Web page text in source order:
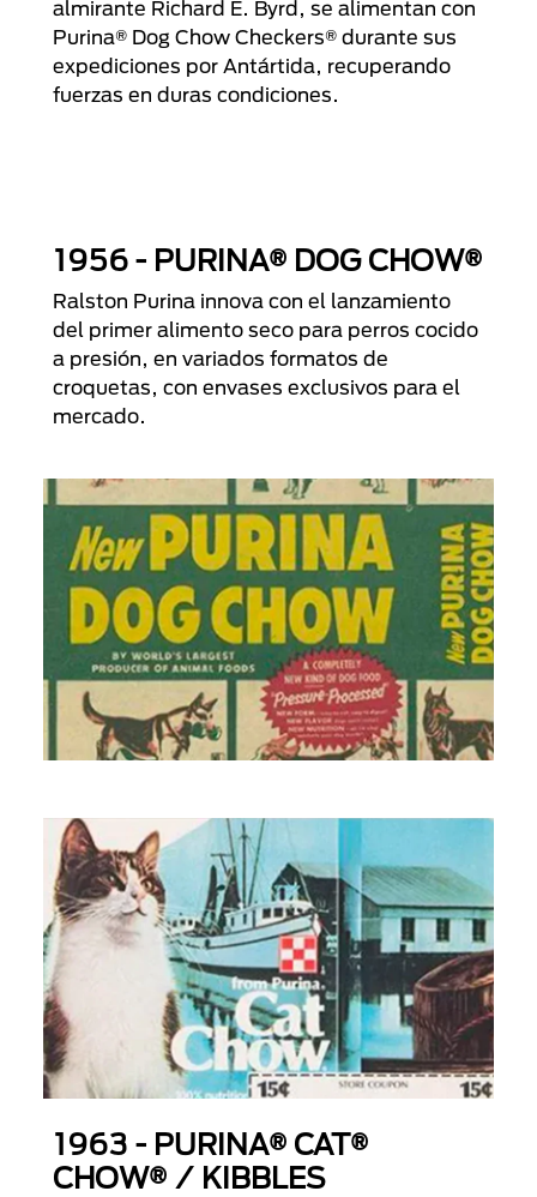
almirante Richard E. Byrd, se alimentan con
Purina® Dog Chow Checkers® durante sus
expediciones por Antártida, recuperando
fuerzas en duras condiciones.
1956 - PURINA® DOG CHOW®
Ralston Purina innova con el lanzamiento
del primer alimento seco para perros cocido
a presión, en variados formatos de
croquetas, con envases exclusivos para el
mercado.
1963 - PURINA® CAT®
CHOW® / KIBBLES